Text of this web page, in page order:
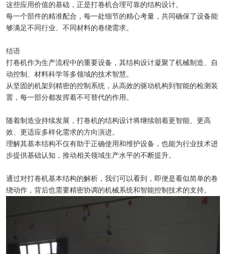
这些应用价值的基础，正是打卷机合理可靠的结构设计。
每一个部件的精准配合，每一处细节的精心考量，共同确保了设备能
够满足不同行业、不同材料的卷绕需求。
结语
打卷机作为生产流程中的重要设备，其结构设计凝聚了机械制造、自
动控制、材料科学等多领域的技术智慧。
从坚固的机架到精密的控制系统，从高效的驱动机构到智能的检测装
置，每一部分都发挥着不可替代的作用。
随着制造业持续发展，打卷机的结构设计将继续朝着更智能、更高
效、更适应多样化需求的方向演进。
理解其基本结构不仅有助于正确使用和维护设备，也能为行业技术进
步提供基础认知，推动相关领域生产水平的不断提升。
通过对打卷机基本结构的解析，我们可以看到，即便是看似简单的卷
绕动作，背后也需要精密协调的机械系统和智能控制技术的支持。